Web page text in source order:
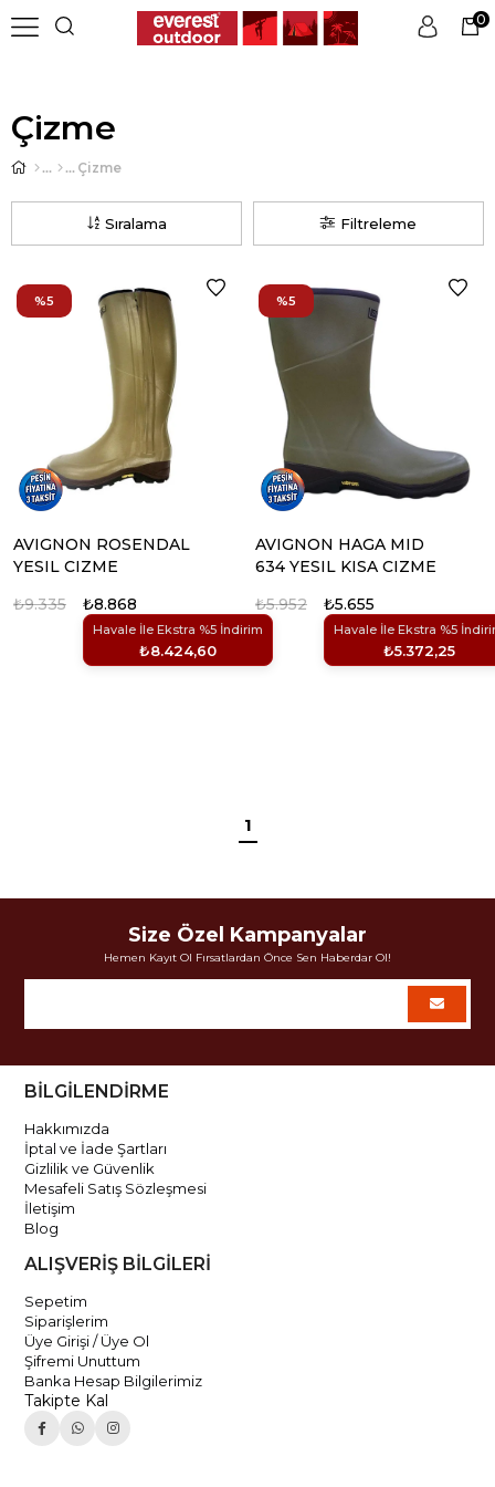
0
Çizme
Çizme
Filtreleme
Sıralama
AVIGNON ROSENDAL
YESIL CIZME
₺8.868
Havale İle Ekstra %5 İndirim
₺8.424,60
₺9.335
%5
AVIGNON HAGA MID
634 YESIL KISA CIZME
₺5.655
Havale İle Ekstra %5
₺5.372,25
₺5.952
%5
1
Size Özel Kampanyalar
Hemen Kayıt Ol Fırsatlardan Önce Sen Haberdar Ol!
BİLGİLENDİRME
Hakkımızda
İptal ve İade Şartları
Gizlilik ve Güvenlik
Mesafeli Satış Sözleşmesi
İletişim
Blog
ALIŞVERİŞ BİLGİLERİ
Sepetim
Siparişlerim
Üye Girişi / Üye Ol
Şifremi Unuttum
Banka Hesap Bilgilerimiz
Takipte Kal